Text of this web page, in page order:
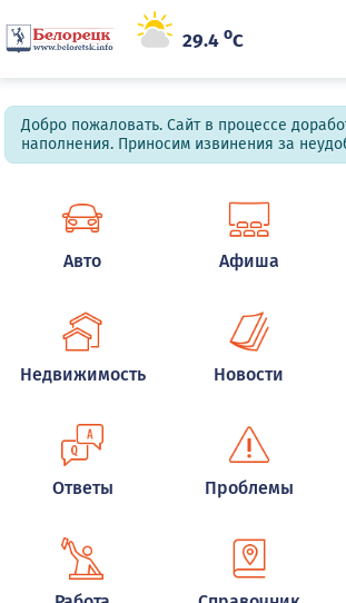
29.4oC
Добро пожаловать. Сайт в процессе
наполнения. Приносим извинения за
Авто Афиша
Недвижимость Новости
Ответы Проблемы